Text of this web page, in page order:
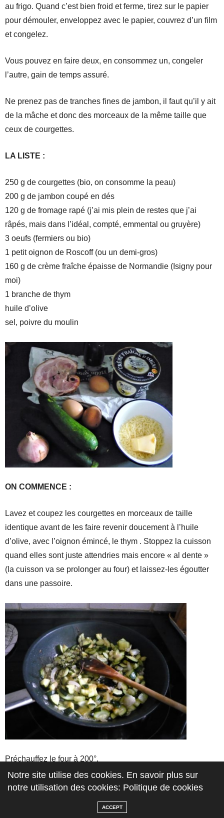
au frigo. Quand c’est bien froid et ferme, tirez sur le papier
pour démouler, enveloppez avec le papier, couvrez d’un film
et congelez.
Vous pouvez en faire deux, en consommez un, congeler
l’autre, gain de temps assuré.
Ne prenez pas de tranches fines de jambon, il faut qu’il y ait
de la mâche et donc des morceaux de la même taille que
ceux de courgettes.
LA LISTE :
250 g de courgettes (bio, on consomme la peau)
200 g de jambon coupé en dés
120 g de fromage rapé (j’ai mis plein de restes que j’ai
râpés, mais dans l’idéal, compté, emmental ou gruyère)
3 oeufs (fermiers ou bio)
1 petit oignon de Roscoff (ou un demi-gros)
160 g de crème fraîche épaisse de Normandie (Isigny pour
moi)
1 branche de thym
huile d’olive
sel, poivre du moulin
ON COMMENCE :
Lavez et coupez les courgettes en morceaux de taille
identique avant de les faire revenir doucement à l’huile
d’olive, avec l’oignon émincé, le thym . Stoppez la cuisson
quand elles sont juste attendries mais encore « al dente »
(la cuisson va se prolonger au four) et laissez-les égoutter
dans une passoire.
Préchauffez le four à 200°.
Mélangez la crème, l’oeuf, 100 g fromage râpé, salez (peu,
sel), poivrez. Incorporez le jambon et les courgettes (sans la
Notre site utilise des cookies. En savoir plus sur
notre utilisation des cookies: Politique de cookies
ACCEPT